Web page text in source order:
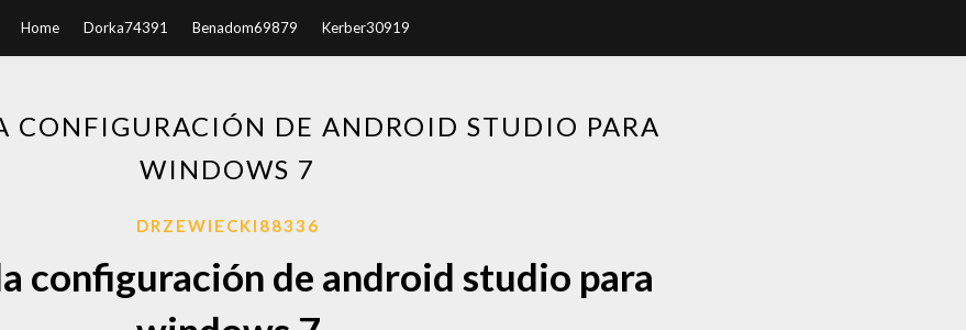
Home Dorka74391 Benadom69879 Kerber30919
CONFIGURACIÓN DE ANDROID STUDIO PARA
WINDOWS 7
DRZEWIECKI88336
configuración de android studio para